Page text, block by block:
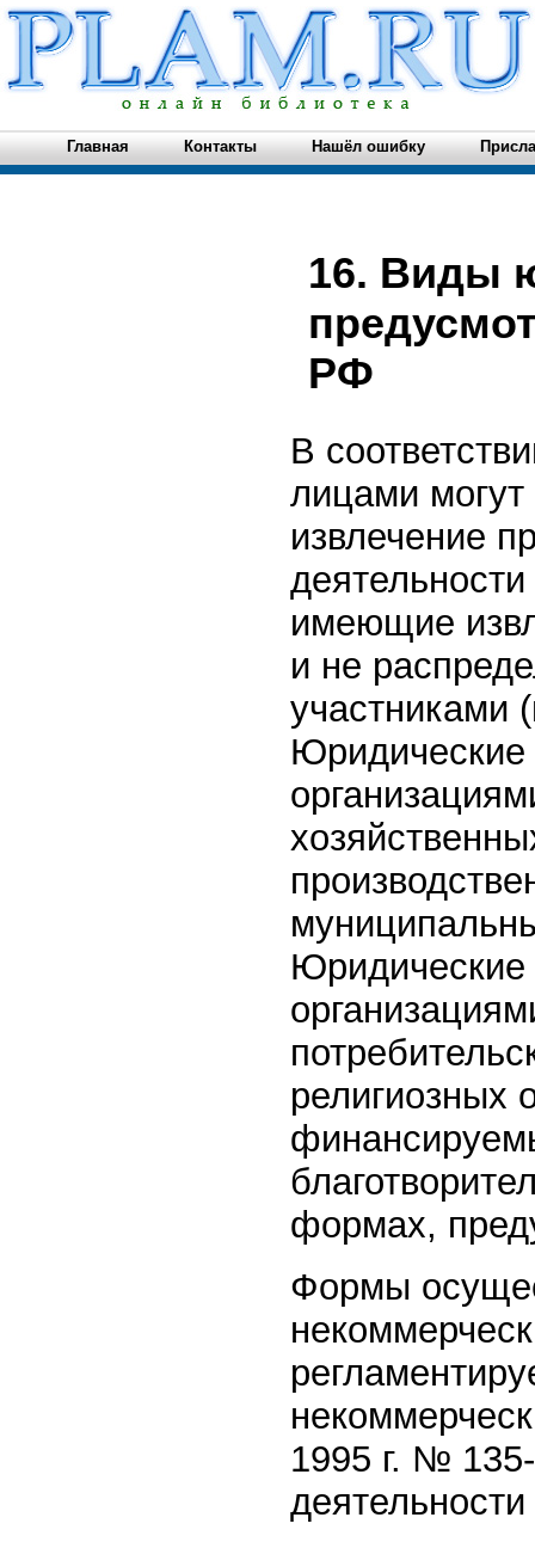
Главная Контакты Нашёл ошибку
16. Виды
РФ
В
лицами
извлечение
имеющие
и не
участниками
религиозных
формах,
Формы
1995 г. №